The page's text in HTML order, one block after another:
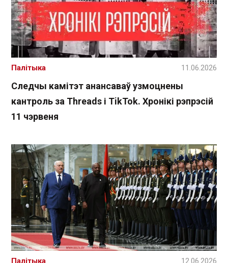
Следчы камітэт анансаваў узмоцнены
кантроль за Threads і TikTok. Хронікі рэпрэсій
11 чэрвеня
Палітыка 11.06.2026
Палітыка 12.06.2026